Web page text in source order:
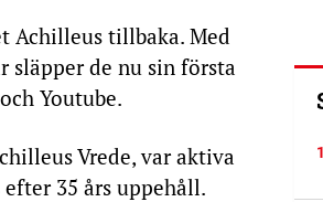
Achilleus tillbaka. Med
släpper de nu sin första
Youtube.
Vrede, var aktiva
35 års uppehåll.